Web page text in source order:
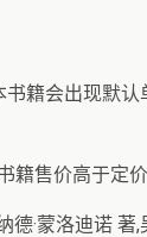
籍会出现默认
籍售价高于定价
德·蒙洛迪诺 著